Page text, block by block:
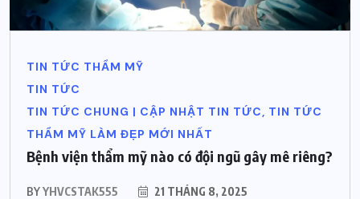
TIN TỨC THẨM MỸ
TIN TỨC
TIN TỨC CHUNG | CẬP NHẬT TIN TỨC, TIN TỨC
THẨM MỸ LÀM ĐẸP MỚI NHẤT
Bệnh viện thẩm mỹ nào có đội ngũ gây mê riêng?
BYYHVCSTAK555 21 THÁNG 8, 2025